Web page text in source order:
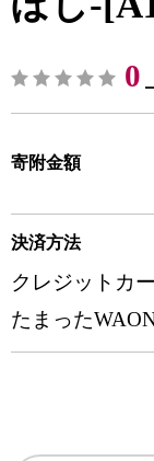
0
寄附金額
決済方法
クレジットカ
たまった